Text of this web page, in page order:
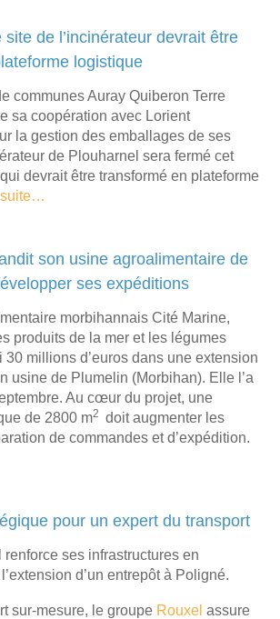
de l’incinérateur devrait être
logistique
communes Auray Quiberon Terre
sa coopération avec Lorient
la gestion des emballages de ses
de Plouharnel sera fermé cet
devrait être transformé en plateforme
suite…
son usine agroalimentaire de
ses expéditions
morbihannais Cité Marine,
produits de la mer et les légumes
30 millions d’euros dans une extension
usine de Plumelin (Morbihan). Elle l’a
Au cœur du projet, une
de 2800 m2 doit augmenter les
de commandes et d’expédition.
pour un expert du transport
renforce ses infrastructures en
d’un entrepôt à Poligné.
sur-mesure, le groupe Rouxel assure